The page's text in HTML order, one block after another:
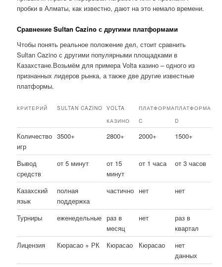
пробки в Алматы, как известно, дают на это немало времени.
Сравнение Sultan Cazino с другими платформами
Чтобы понять реальное положение дел, стоит сравнить
Sultan Cazino с другими популярными площадками в
Казахстане.Возьмём для примера Volta казино – одного из
признанных лидеров рынка, а также две другие известные
платформы.
КРИТЕРИЙ SULTAN CAZINO
VOLTA
КАЗИНО
ПЛАТФОРМА
C
ПЛАТФОРМА
D
Количество
игр
3500+ 2800+ 2000+ 1500+
Вывод
средств
от 5 минут
от 15
минут
от 1 часа от 3 часов
Казахский
язык
полная
поддержка
частично нет нет
Турниры еженедельные раз в
месяц
нет
раз в
квартал
Лицензия
Кюрасао + РК Кюрасао Кюрасао
нет
данных